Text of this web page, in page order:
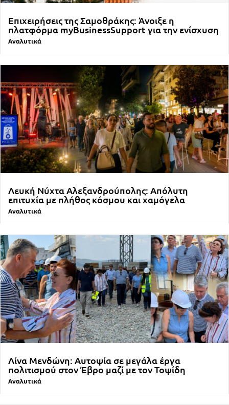
Επιχειρήσεις της Σαμοθράκης: Άνοιξε η
πλατφόρμα myBusinessSupport για την ενίσχυση
Αναλυτικά
Λευκή Νύχτα Αλεξανδρούπολης: Απόλυτη
επιτυχία με πλήθος κόσμου και χαμόγελα
Αναλυτικά
Λίνα Μενδώνη: Αυτοψία σε μεγάλα έργα
πολιτισμού στον Έβρο μαζί με τον Τοψίδη
Αναλυτικά